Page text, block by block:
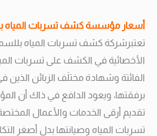
أسعار مؤسسة كشف تسربات المياه
تعتبرشركة كشف تسربات المياه
الأخصائية في الكشف على تسربات
الفائتة وشهادة مختلَف الزبائن
برفقتها، ويعود الدافع في ذاك أن
تقديم أرقى الخدمات والأعمال
تسربات المياه وصيانتها بدل أصغر